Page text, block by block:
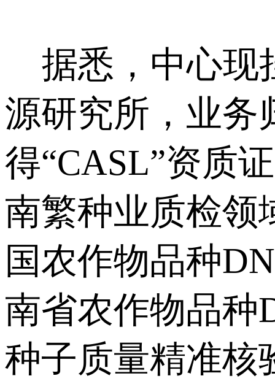
据悉，中心现
源研究所，业务
得“CASL”资质
南繁种业质检领
国农作物品种
南省农作物品种
种子质量精准核